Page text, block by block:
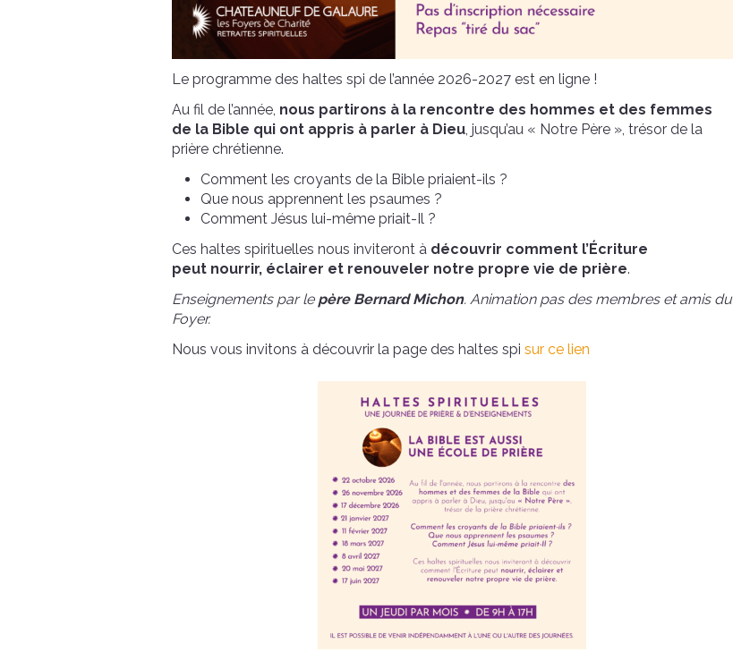
Le programme des haltes spi de l’année 2026-2027 est en ligne !
Au fil de l’année, nous partirons à la rencontre des hommes et des femmes
de la Bible qui ont appris à parler à Dieu , jusqu’au « Notre Père » , trésor de la
prière chrétienne.
Comment les croyants de la Bible priaient-ils ?
Que nous apprennent les psaumes ?
Comment Jésus lui-même priait-Il ?
Ces haltes spirituelles nous inviteront à découvrir comment l’Écriture
peut nourrir, éclairer et renouveler notre propre vie de prière.
Enseignements par le père Bernard Michon. Animation pas des membres et amis du
Foyer.
Nous vous invitons à découvrir la page des haltes spi sur ce lien